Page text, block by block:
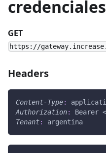
credenciales
GET
https://
Headers
Content-Type:
Authorization:
Bearer
Tenant: argentina